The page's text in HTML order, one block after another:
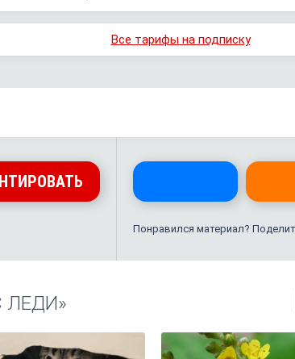
Все тарифы на подписку
Понравился материал?